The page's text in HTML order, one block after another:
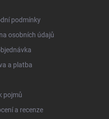
podmínky
osobních údajů
a platba
pojmů
a recenze